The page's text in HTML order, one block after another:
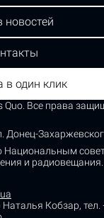
Quo. Все права
Донец-
Национальным
и радиовещания.
Наталья Кобзар,
новостей
в один клик